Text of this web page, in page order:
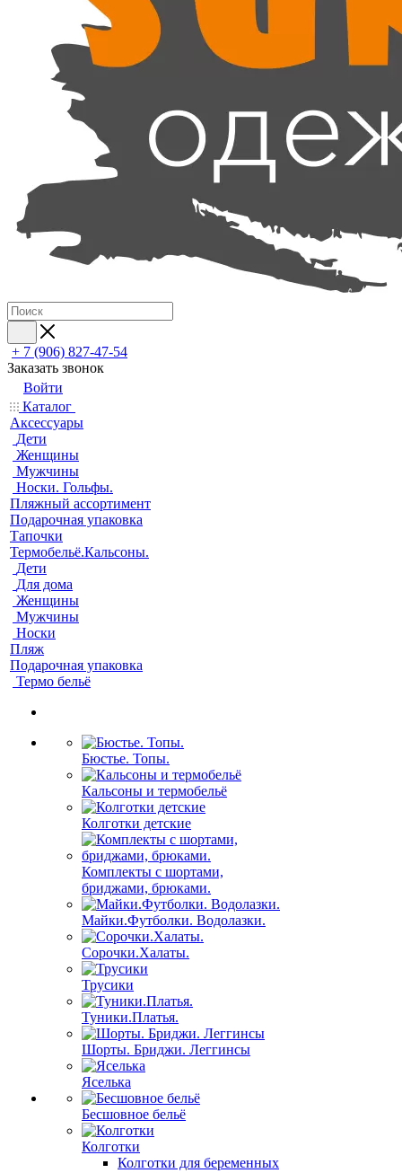
+ 7 (906) 827-47-54
Заказать звонок
Войти
Каталог
Аксессуары
Дети
Женщины
Мужчины
Носки. Гольфы.
Пляжный ассортимент
Подарочная упаковка
Тапочки
Термобельё.Кальсоны.
Дети
Для дома
Женщины
Мужчины
Носки
Пляж
Подарочная упаковка
Термо бельё
Бюстье. Топы.
Кальсоны и термобельё
Колготки детские
Комплекты с шортами,
бриджами, брюками.
Майки.Футболки. Водолазки.
Сорочки.Халаты.
Трусики
Туники.Платья.
Шорты. Бриджи. Леггинсы
Яселька
Бесшовное бельё
Колготки
Колготки для беременных